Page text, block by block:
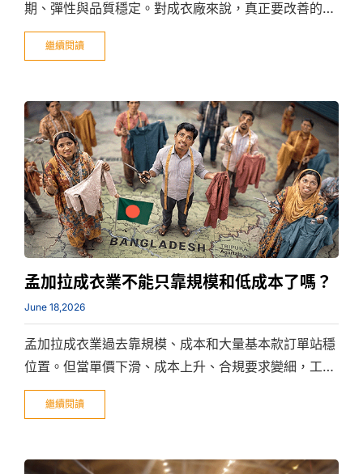
期、彈性與品質穩定。對成衣廠來說，真正要改善的不
是一句「提高效率」，而是先找出浪費、返工、等待與
排程落差。
繼續閱讀
孟加拉成衣業不能只靠規模和低成本了嗎？
June 18,2026
孟加拉成衣業過去靠規模、成本和大量基本款訂單站穩
位置。但當單價下滑、成本上升、合規要求變細，工廠
下一階段比的就不只是誰能接更多單，而是誰能把流程
管得更清楚、更有效率。
繼續閱讀